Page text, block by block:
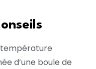
d’une boule de